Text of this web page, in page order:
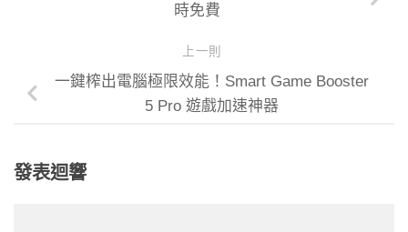
時免費
上一則
一鍵榨出電腦極限效能！Smart Game Booster
5 Pro 遊戲加速神器
發表迴響